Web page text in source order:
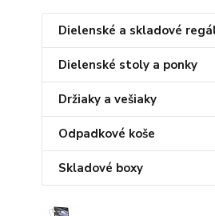
Dielenské a skladové
Dielenské stoly a ponky
Držiaky a vešiaky
Odpadkové koše
Skladové boxy